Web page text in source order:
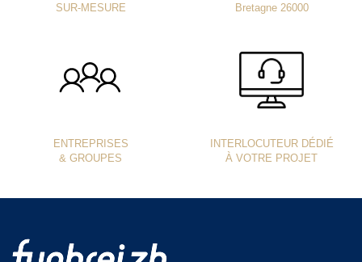
SUR-MESURE
Bretagne 26000
ENTREPRISES
& GROUPES
INTERLOCUTEUR DÉDIÉ
À VOTRE PROJET